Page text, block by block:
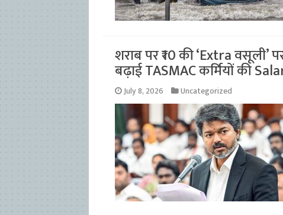
शराब पर ₹10 की ‘Extra
बढ़ाई TASMAC कर्मियों की
July 8, 2026 Uncategorized